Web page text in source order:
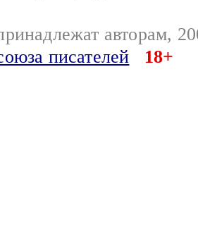
авторам,
писателей
18+